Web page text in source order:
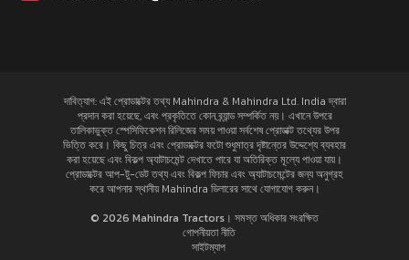
দাবিত্যাগ: এই প্রোডাক্টের তথ্য Mahindra & Mahindra Ltd. India দ্বারা
প্রদান করা হয়েছে, এবং প্রকৃতিতে কোন ব্র্যান্ড সম্পর্কিত নয়। এখানে উপরে
তালিকাভুক্ত স্পেসিফিকেশন রিলিজের সময় পাওয়া সর্বশেষ প্রোডাক্ট তথ্যের উপর
ভিত্তি করে। কিছু চিত্র এবং প্রোডাক্টের ফটো শুধুমাত্র দৃষ্টান্তের উদ্দেশ্যে ব্যবহার
করা হয়েছে এবং বিকল্প অ্যাটাচমেন্ট দেখাতে পারে যা অতিরিক্ত মূল্যে পাওয়া যায়।
প্রোডাক্টের আপ-টু-ডেট তথ্য এবং বিকল্প ফিচার এবং অ্যাটাচমেন্টের জন্য অনুগ্রহ
করে আপনার স্থানীয় Mahindra ডিলারের সাথে যোগাযোগ করুন।
© 2026 Mahindra Tractors। সমস্ত অধিকার সংরক্ষিত
গোপনীয়তা নীতি
সাইটম্যাপ